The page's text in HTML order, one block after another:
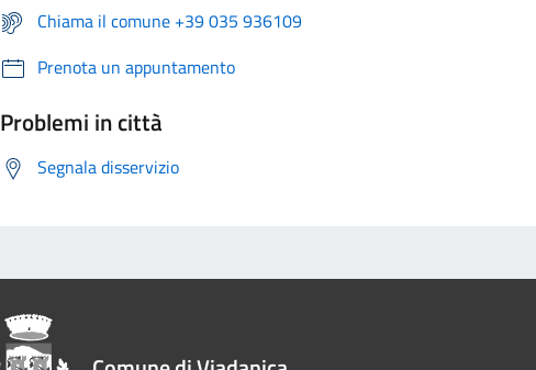
Chiama il comune +39 035 936109
Prenota un appuntamento
Problemi in città
Segnala disservizio